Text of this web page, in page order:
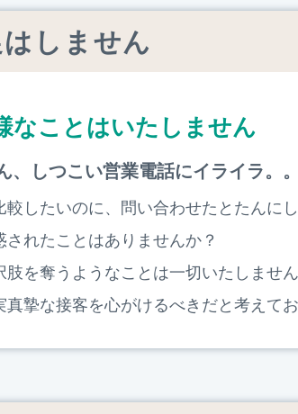
しません
なことはいたしません
、しつこい営業電話にイライラ。。
較したいのに、問い合わせたとたんに
れたことはありませんか？
を奪うようなことは一切いたしませ
摯な接客を心がけるべきだと考えてお